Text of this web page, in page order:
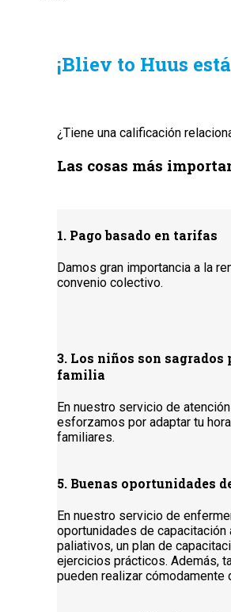
¡Bliev to Huus
¿Tiene una calificación
Las cosas más
1. Pago basado en tarifas
Damos gran importancia a la
convenio colectivo.
3. Los niños son
familia
En nuestro servicio de
esforzamos por adaptar tu
familiares.
5. Buenas oportunidades
En nuestro servicio de
oportunidades de
paliativos, un plan de
ejercicios prácticos. Además,
pueden realizar cómodamente